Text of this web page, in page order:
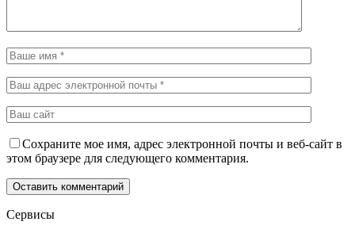
Сохраните мое имя, адрес электронной почты и веб-сайт в
этом браузере для следующего комментария.
Сервисы